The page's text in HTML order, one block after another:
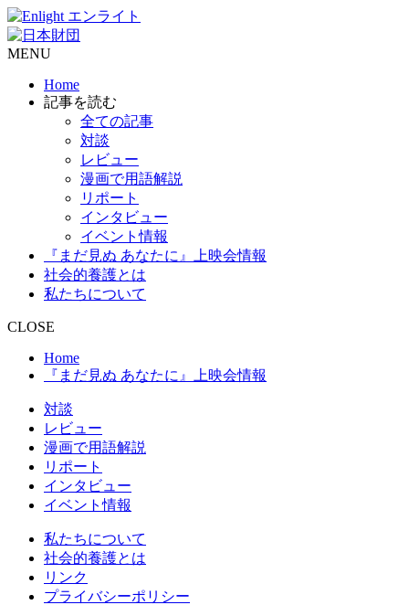
MENU
Home
記事を読む
全ての記事
対談
レビュー
漫画で用語解説
リポート
インタビュー
イベント情報
『まだ見ぬ あなたに』上映会情報
社会的養護とは
私たちについて
CLOSE
Home
『まだ見ぬ あなたに』上映会情報
対談
レビュー
漫画で用語解説
リポート
インタビュー
イベント情報
私たちについて
社会的養護とは
リンク
プライバシーポリシー